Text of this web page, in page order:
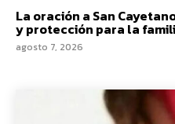
La oración a San
y protección para la
agosto 7, 2026